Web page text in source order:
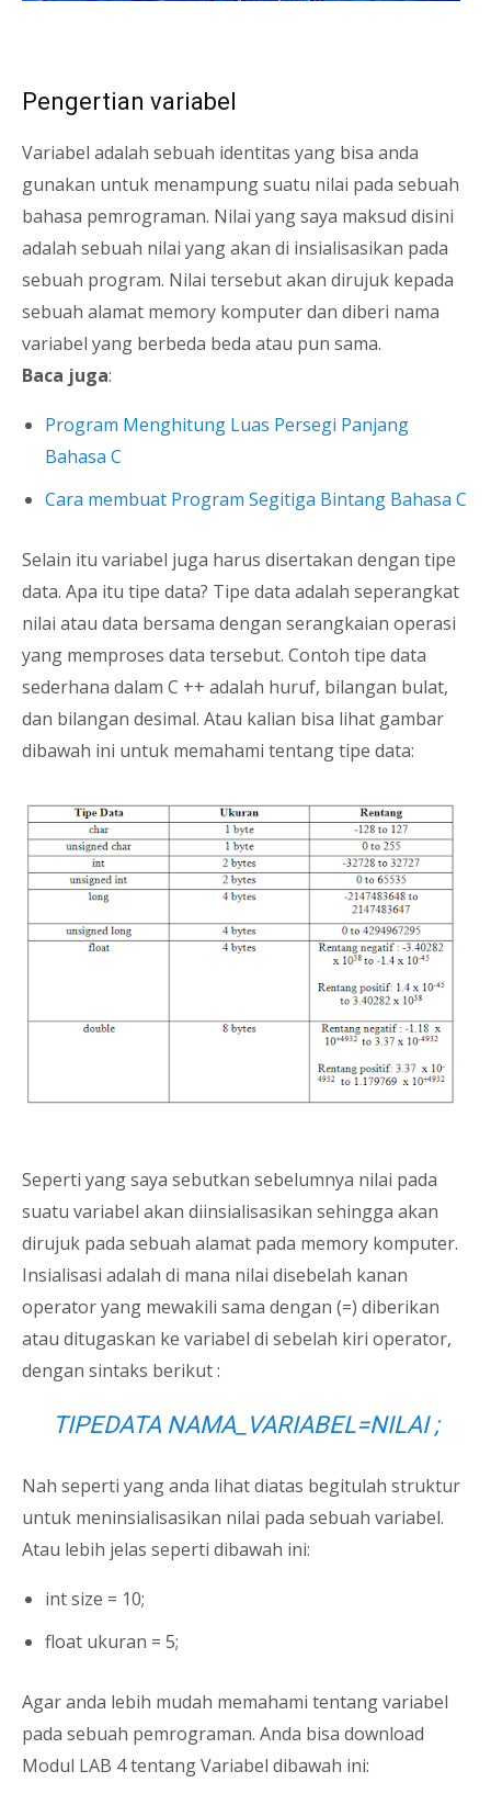
Pengertian variabel
Variabel adalah sebuah identitas yang bisa anda
gunakan untuk menampung suatu nilai pada sebuah
bahasa pemrograman. Nilai yang saya maksud disini
adalah sebuah nilai yang akan di insialisasikan pada
sebuah program. Nilai tersebut akan dirujuk kepada
sebuah alamat memory komputer dan diberi nama
variabel yang berbeda beda atau pun sama.
Baca juga:
Program Menghitung Luas Persegi Panjang
Bahasa C
Cara membuat Program Segitiga Bintang Bahasa C
Selain itu variabel juga harus disertakan dengan tipe
data. Apa itu tipe data? Tipe data adalah seperangkat
nilai atau data bersama dengan serangkaian operasi
yang memproses data tersebut. Contoh tipe data
sederhana dalam C ++ adalah huruf, bilangan bulat,
dan bilangan desimal. Atau kalian bisa lihat gambar
dibawah ini untuk memahami tentang tipe data:
Seperti yang saya sebutkan sebelumnya nilai pada
suatu variabel akan diinsialisasikan sehingga akan
dirujuk pada sebuah alamat pada memory komputer.
Insialisasi adalah di mana nilai disebelah kanan
operator yang mewakili sama dengan (=) diberikan
atau ditugaskan ke variabel di sebelah kiri operator,
dengan sintaks berikut :
TIPEDATA NAMA_VARIABEL=NILAI ;
Nah seperti yang anda lihat diatas begitulah struktur
untuk meninsialisasikan nilai pada sebuah variabel.
Atau lebih jelas seperti dibawah ini:
int size = 10;
float ukuran = 5;
Agar anda lebih mudah memahami tentang variabel
pada sebuah pemrograman. Anda bisa download
Modul LAB 4 tentang Variabel dibawah ini: